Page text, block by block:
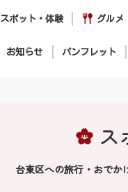
スポット・体験 グルメ
お知らせ パンフレット
ス
台東区への旅行・おでか